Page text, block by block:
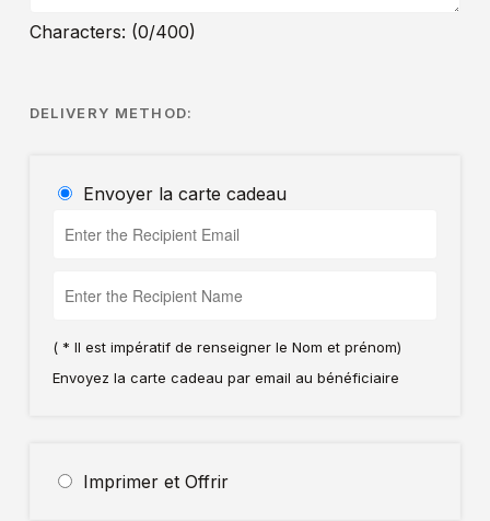
Characters: (0/400)
DELIVERY METHOD:
Envoyer la carte cadeau
( * Il est impératif de renseigner le Nom et prénom)
Envoyez la carte cadeau par email au bénéficiaire
Imprimer et Offrir